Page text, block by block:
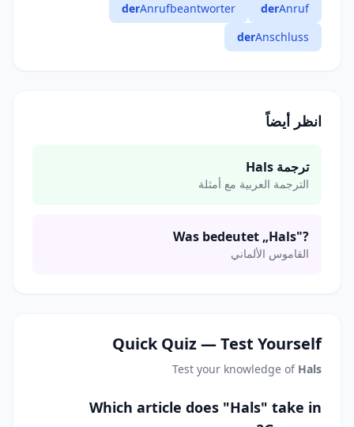
derAnruf
derAnrufbeantworter
derAnschluss
انظر أيضاً
ترجمة Hals
الترجمة العربية مع أمثلة
Was bedeutet „Hals"?
القاموس الألماني
Quick Quiz — Test Yourself
Test your knowledge of Hals
Which article does "Hals" take in